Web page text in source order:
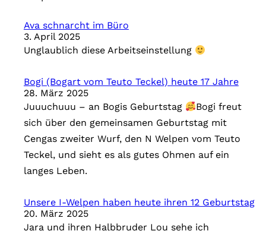
Ava schnarcht im Büro
3. April 2025
Unglaublich diese Arbeitseinstellung
Bogi (Bogart vom Teuto Teckel) heute 17 Jahre
28. März 2025
Juuuchuuu – an Bogis Geburtstag
Bogi freut
sich über den gemeinsamen Geburtstag mit
Cengas zweiter Wurf, den N Welpen vom Teuto
Teckel, und sieht es als gutes Ohmen auf ein
langes Leben.
Unsere I-Welpen haben heute ihren 12 Geburtstag
20. März 2025
Jara und ihren Halbbruder Lou sehe ich